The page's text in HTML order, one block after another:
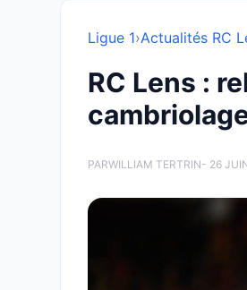
Ligue 1›Actualités RC
RC Lens :
PARWILLIAM TERTRIN- 26